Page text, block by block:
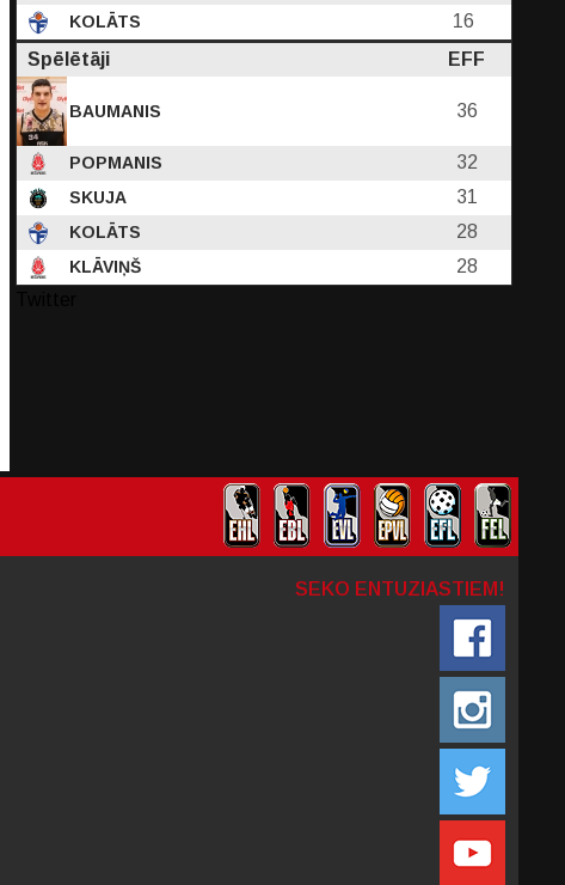
KOLĀTS
16
Spēlētāji
EFF
BAUMANIS 36
POPMANIS 32
SKUJA 31
KOLĀTS 28
KLĀVIŅŠ
28
SEKO ENTUZIASTIEM!